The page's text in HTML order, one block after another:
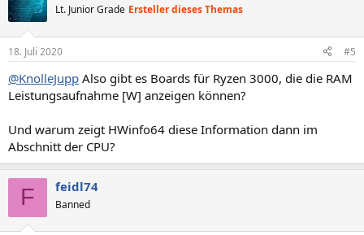
Lt. Junior Grade Ersteller dieses Themas
18. Juli 2020 #5
@KnolleJupp Also gibt es Boards für Ryzen 3000, die die RAM
Leistungsaufnahme [W] anzeigen können?
Und warum zeigt HWinfo64 diese Information dann im
Abschnitt der CPU?
F feidl74
Banned